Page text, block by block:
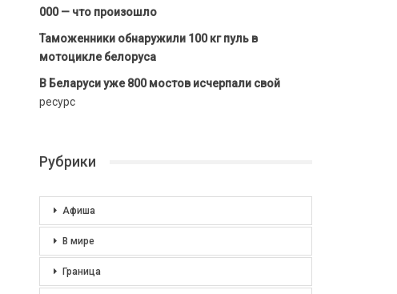
000 — что произошло
Таможенники обнаружили 100 кг пуль в
мотоцикле белоруса
В Беларуси уже 800 мостов исчерпали свой
ресурс
Рубрики
Афиша
В мире
Граница